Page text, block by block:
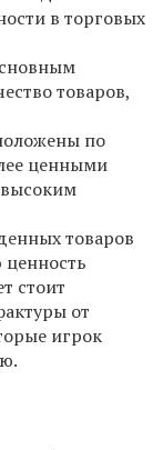
в торговых
товаров,
по
ценными
товаров
стоит
от
игрок